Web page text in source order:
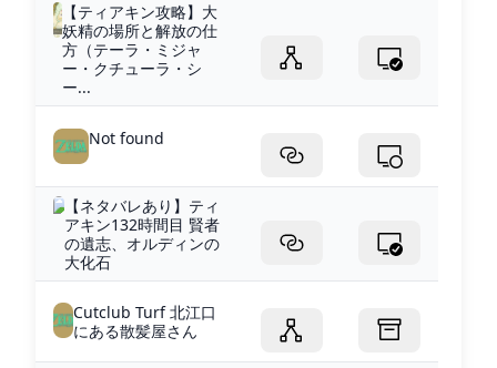
【ティアキン攻略】大
妖精の場所と解放の仕
方（テーラ・ミジャ
ー・クチューラ・シ
ー...
Not found
【ネタバレあり】ティ
アキン132時間目 賢者
の遺志、オルディンの
大化石
Cutclub Turf 北江口
にある散髪屋さん